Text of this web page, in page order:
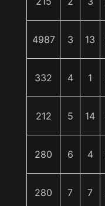
4987 3 13
332 4 1
212 5 14
280 6 4
280 7 7